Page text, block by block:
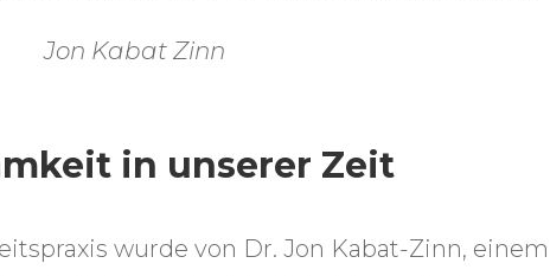
Jon Kabat Zinn
in unserer Zeit
wurde von Dr. Jon Kabat-Zinn, einem